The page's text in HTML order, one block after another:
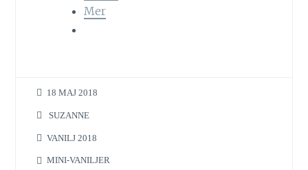
Mer
18 MAJ 2018
SUZANNE
VANILJ 2018
MINI-VANILJER